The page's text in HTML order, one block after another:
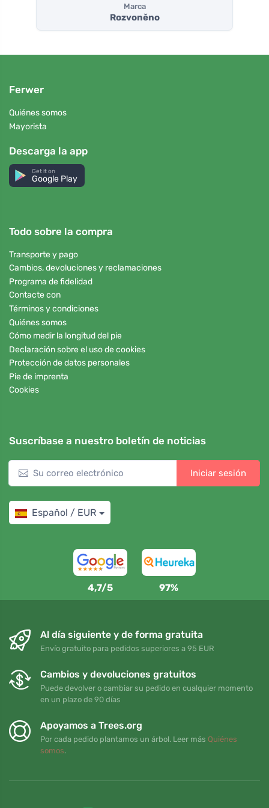
Marca
Rozvoněno
Ferwer
Quiénes somos
Mayorista
Descarga la app
Get it on
Google Play
Todo sobre la compra
Transporte y pago
Cambios, devoluciones y reclamaciones
Programa de fidelidad
Contacte con
Términos y condiciones
Quiénes somos
Cómo medir la longitud del pie
Declaración sobre el uso de cookies
Protección de datos personales
Pie de imprenta
Cookies
Suscríbase a nuestro boletín de noticias
Iniciar sesión
Español / EUR
4,7/5 97%
Al día siguiente y de forma gratuita
Envío gratuito para pedidos superiores a 95 EUR
Cambios y devoluciones gratuitos
Puede devolver o cambiar su pedido en cualquier momento
en un plazo de 90 días
Apoyamos a Trees.org
Por cada pedido plantamos un árbol. Leer más Quiénes
somos.